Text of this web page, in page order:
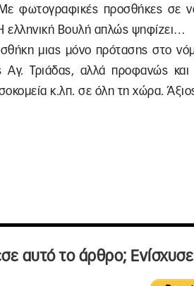
φωτογραφικές προσθήκες σε
ελληνική Βουλή απλώς ψηφίζει…
μιας μόνο πρότασης στο
Αγ. Τριάδας, αλλά προφανώς
κ.λπ. σε όλη τη χώρα.
αυτό το άρθρο;